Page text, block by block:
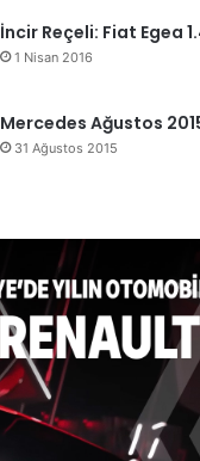
İncir Reçeli: Fiat Egea
1 Nisan 2016
Mercedes Ağustos
31 Ağustos 2015